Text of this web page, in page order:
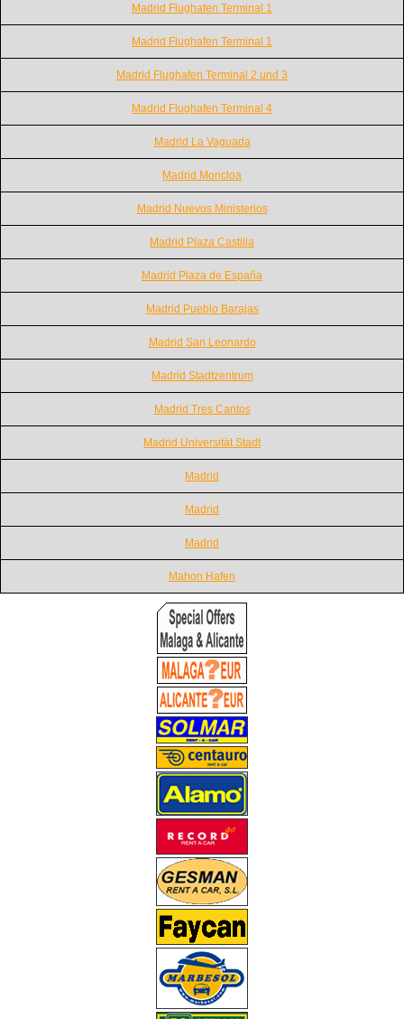
Madrid Flughafen Terminal 1
Madrid Flughafen Terminal 1
Madrid Flughafen Terminal 2 und 3
Madrid Flughafen Terminal 4
Madrid La Vaguada
Madrid Moncloa
Madrid Nuevos Ministerios
Madrid Plaza Castilla
Madrid Plaza de España
Madrid Pueblo Barajas
Madrid San Leonardo
Madrid Stadtzentrum
Madrid Tres Cantos
Madrid Universität Stadt
Madrid
Madrid
Madrid
Mahon Hafen